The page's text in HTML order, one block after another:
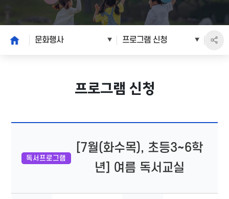
home 문화행사 프로그램 신청
프로그램 신청
독서프로그램
[7월(화수목), 초등3~6학
년] 여름 독서교실